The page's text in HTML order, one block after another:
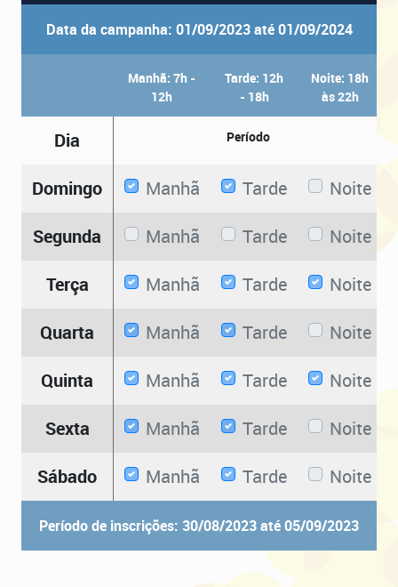
Data da campanha: 01/09/2023 até 01/09/2024
Manhã: 7h -
12h
Tarde: 12h
- 18h
Noite: 18h
às 22h
Dia Período
Domingo Manhã Tarde
Noite
Segunda
Manhã Tarde
Noite
Terça
Manhã Tarde
Noite
Quarta
Manhã Tarde
Noite
Quinta
Manhã Tarde
Noite
Sexta
Manhã Tarde
Noite
Sábado
Manhã Tarde Noite
Período de inscrições: 30/08/2023 até 05/09/2023